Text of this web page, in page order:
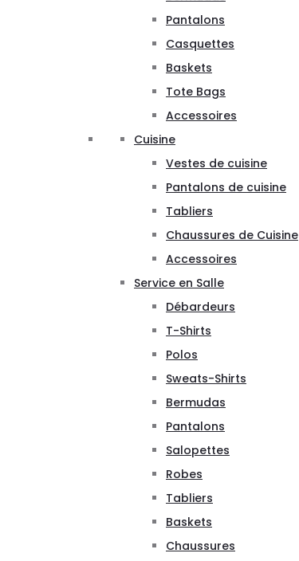
Pantalons
Casquettes
Baskets
Tote Bags
Accessoires
Cuisine
Vestes de cuisine
Pantalons de cuisine
Tabliers
Chaussures de Cuisine
Accessoires
Service en Salle
Débardeurs
T-Shirts
Polos
Sweats-Shirts
Bermudas
Pantalons
Salopettes
Robes
Tabliers
Baskets
Chaussures